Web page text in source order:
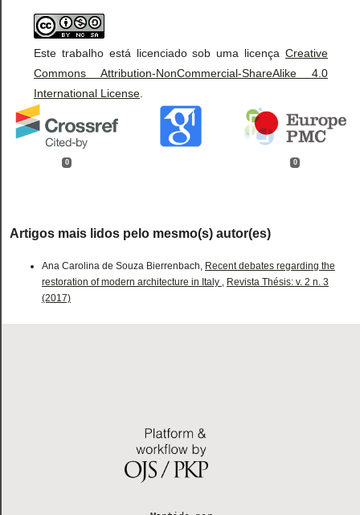
Este trabalho está licenciado sob uma licença Creative
Commons Attribution-NonCommercial-ShareAlike 4.0
International License
0 0
Artigos mais lidos pelo mesmo(s) autor(es)
Ana Carolina de Souza Bierrenbach, Recent debates regarding the
restoration of modern architecture in Italy , Revista Thésis: v. 2 n. 3
(2017)